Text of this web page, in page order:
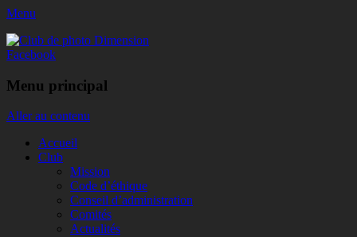
Menu
Club de photo Dimension
Facebook
Menu principal
Aller au contenu
Accueil
Club
Mission
Code d’éthique
Conseil d’administration
Comités
Actualités